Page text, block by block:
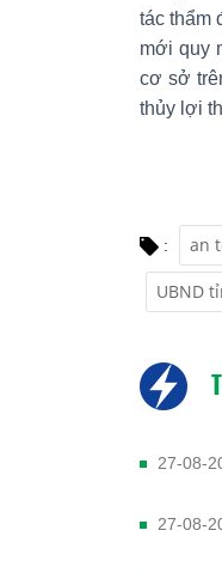
tác thẩm
mới quy
cơ sở
thủy lợi
: an
UBND
27-08-
27-08-